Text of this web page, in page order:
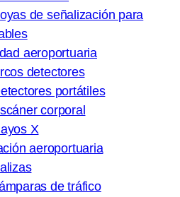
de señalización para
aeroportuaria
detectores
portátiles
corporal
X
aeroportuaria
de tráfico